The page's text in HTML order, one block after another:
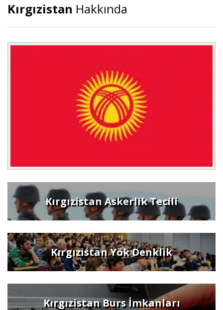
Kırgızistan Hakkında
Kırgızistan Askerlik Tecili
Kırgızistan Yök Denklik
Kırgızistan Burs İmkanları